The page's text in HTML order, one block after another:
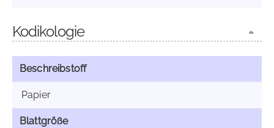
Kodikologie
Beschreibstoff
Papier
Blattgröße